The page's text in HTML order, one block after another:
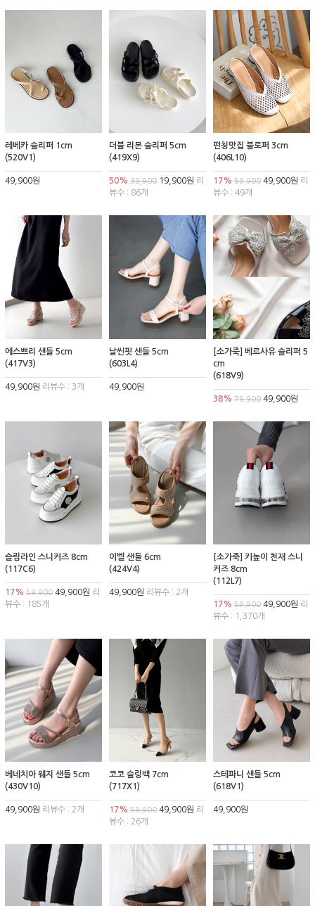
레베카 슬리퍼 1cm
(520V1)
49,900원
더블 리본 슬리퍼 5cm
(419X9)
50% 39,90019,900원 리
뷰수 : 86개
펀칭맛집 블로퍼 3cm
(406L10)
17% 59,90049,900원 리
뷰수 : 49개
에스쁘리 샌들 5cm
(417V3)
49,900원 리뷰수 : 3개
날씬핏 샌들 5cm
(603L4)
49,900원
[소가죽] 베르사유 슬리퍼 5
cm
(618V9)
38% 79,90049,900원
슬림라인 스니커즈 8cm
(117C6)
17% 59,900 49,900원 리
뷰수 : 185개
이벨 샌들 6cm
(424V4)
49,900원 리뷰수 : 2개
[소가죽] 키높이 천재 스니
커즈 8cm
(112L7)
17% 59,90049,900원 리
뷰수 : 1,370개
베네치아 웨지 샌들 5cm
(430V10)
49,900원 리뷰수 : 2개
코코 슬링백 7cm
(717X1)
17% 59,90049,900원 리
뷰수 : 26개
스테파니 샌들 5cm
(618V1)
49,900원